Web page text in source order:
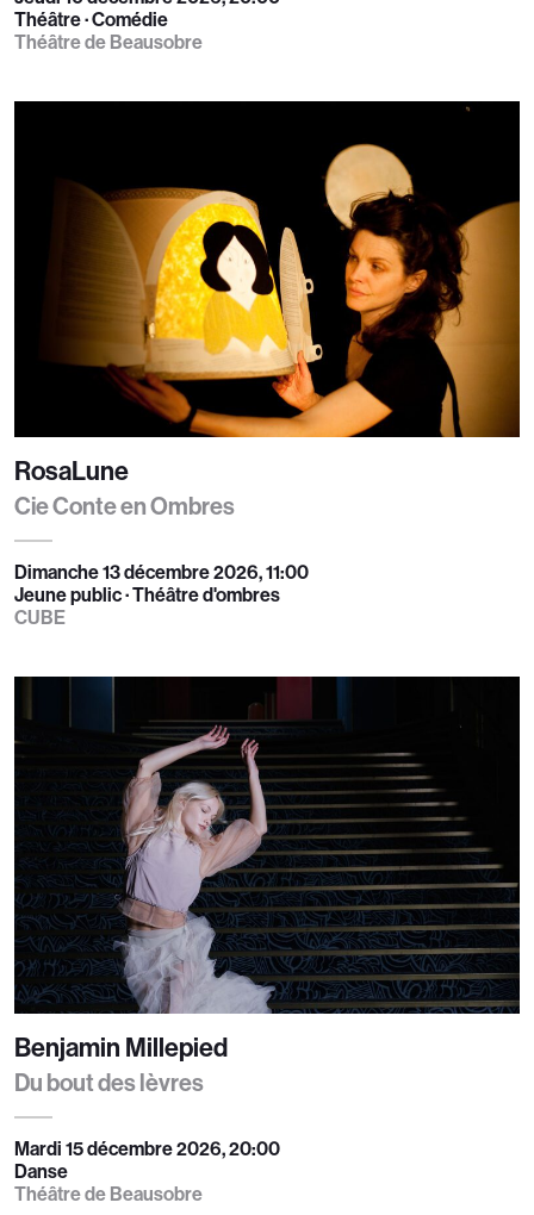
Théâtre · Comédie
Théâtre de Beausobre
RosaLune
Cie Conte en Ombres
Dimanche 13 décembre 2026, 11:00
Jeune public · Théâtre d'ombres
CUBE
Benjamin Millepied
Du bout des lèvres
Mardi 15 décembre 2026, 20:00
Danse
Théâtre de Beausobre